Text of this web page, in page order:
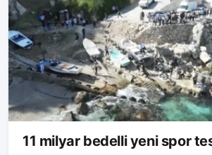
11 milyar bedelli yeni spor